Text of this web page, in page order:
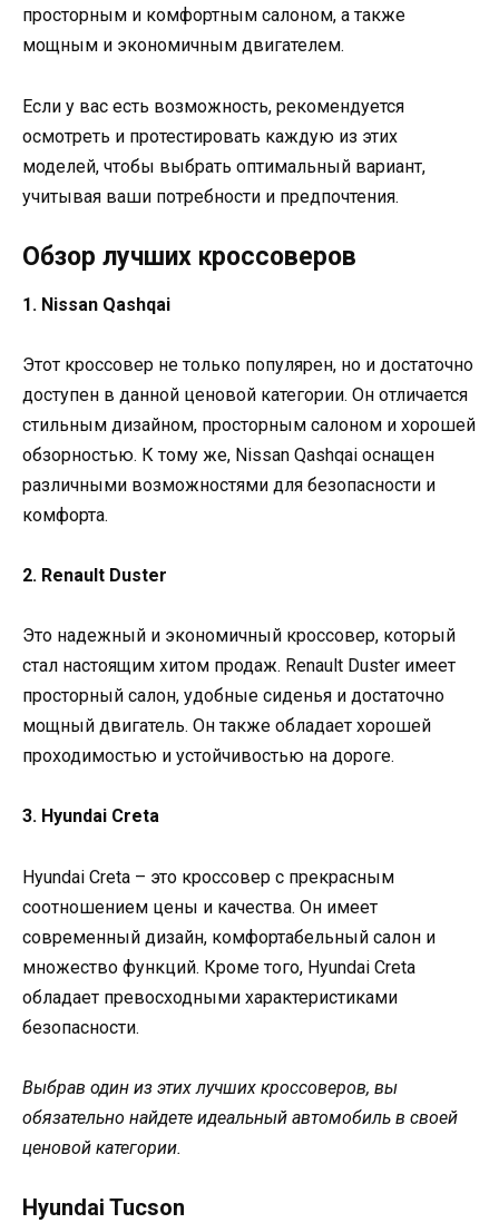
просторным и комфортным салоном, а также
мощным и экономичным двигателем.
Если у вас есть возможность, рекомендуется
осмотреть и протестировать каждую из этих
моделей, чтобы выбрать оптимальный вариант,
учитывая ваши потребности и предпочтения.
Обзор лучших кроссоверов
1. Nissan Qashqai
Этот кроссовер не только популярен, но и достаточно
доступен в данной ценовой категории. Он отличается
стильным дизайном, просторным салоном и хорошей
обзорностью. К тому же, Nissan Qashqai оснащен
различными возможностями для безопасности и
комфорта.
2. Renault Duster
Это надежный и экономичный кроссовер, который
стал настоящим хитом продаж. Renault Duster имеет
просторный салон, удобные сиденья и достаточно
мощный двигатель. Он также обладает хорошей
проходимостью и устойчивостью на дороге.
3. Hyundai Creta
Hyundai Creta – это кроссовер с прекрасным
соотношением цены и качества. Он имеет
современный дизайн, комфортабельный салон и
множество функций. Кроме того, Hyundai Creta
обладает превосходными характеристиками
безопасности.
Выбрав один из этих лучших кроссоверов, вы
обязательно найдете идеальный автомобиль в своей
ценовой категории.
Hyundai Tucson